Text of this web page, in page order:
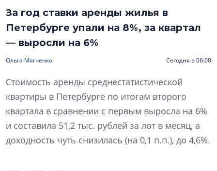
За год ставки аренды жилья в
Петербурге упали на 8%, за квартал
— выросли на 6%
Ольга Мягченко Сегодня в 06:00
Стоимость аренды среднестатистической
квартиры в Петербурге по итогам второго
квартала в сравнении с первым выросла на 6%
и составила 51,2 тыс. рублей за лот в месяц, а
доходность чуть снизилась (на 0,1 п.п.), до 4,6%.